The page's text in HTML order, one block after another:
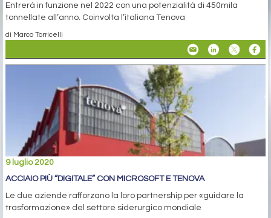
Entrerà in funzione nel 2022 con una potenzialità di 450mila
tonnellate all’anno. Coinvolta l’italiana Tenova
di Marco Torricelli
9 luglio 2020
ACCIAIO PIÙ “DIGITALE” CON MICROSOFT E TENOVA
Le due aziende rafforzano la loro partnership per «guidare la
trasformazione» del settore siderurgico mondiale